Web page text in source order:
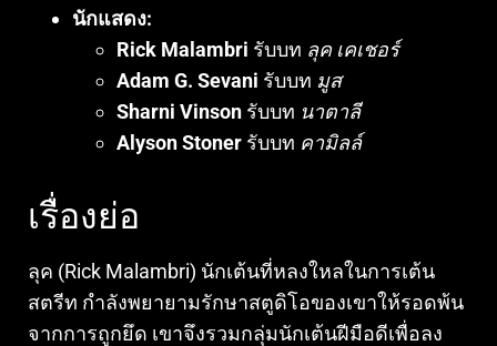
นักแสดง:
Rick Malambri รับบท ลุค เคเชอร์
Adam G. Sevani รับบท มูส
Sharni Vinson รับบท นาตาลี
Alyson Stoner รับบท คามิลล์
เรื่องย่อ
ลุค (Rick Malambri) นักเต้นที่หลงใหลในการเต้น
สตรีท กำลังพยายามรักษาสตูดิโอของเขาให้รอดพ้น
จากการถูกยึด เขาจึงรวมกลุ่มนักเต้นฝีมือดีเพื่อลง